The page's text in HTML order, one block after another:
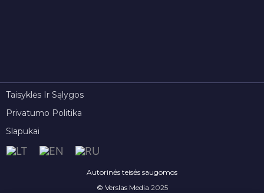
Taisyklės Ir Sąlygos
Privatumo Politika
Slapukai
Autorinės teisės saugomos
© Verslas Media 2025